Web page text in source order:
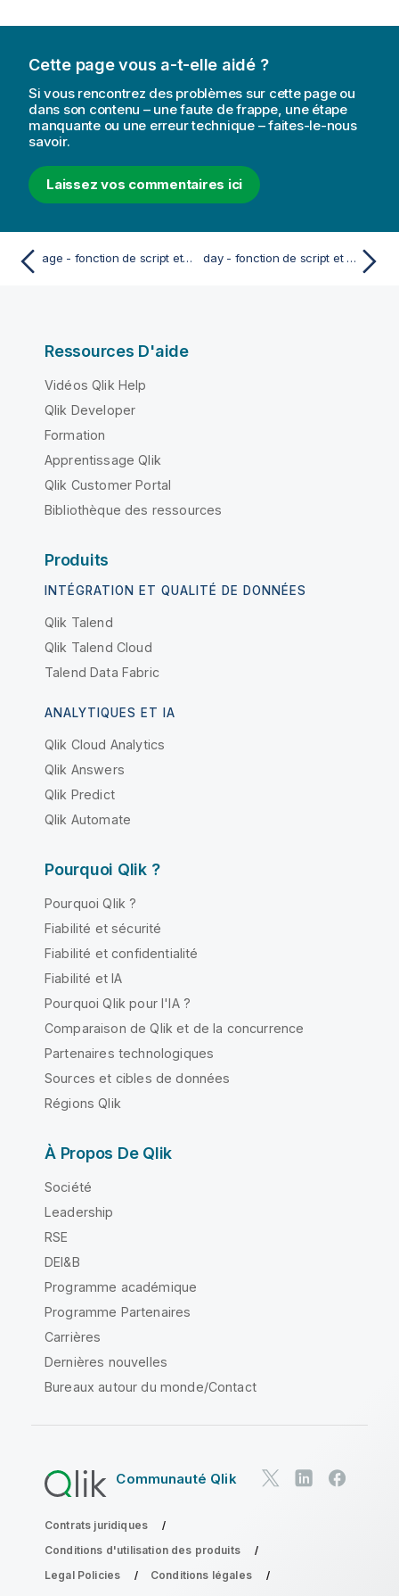
Cette page vous a-t-elle aidé ?
Si vous rencontrez des problèmes sur cette page ou
dans son contenu – une faute de frappe, une étape
manquante ou une erreur technique – faites-le-nous
savoir.
Laissez vos commentaires ici
age - fonction de script et fonction de graphique day - fonction de script et fonction de graphique
Ressources D'aide
Vidéos Qlik Help
Qlik Developer
Formation
Apprentissage Qlik
Qlik Customer Portal
Bibliothèque des ressources
Produits
INTÉGRATION ET QUALITÉ DE DONNÉES
Qlik Talend
Qlik Talend Cloud
Talend Data Fabric
ANALYTIQUES ET IA
Qlik Cloud Analytics
Qlik Answers
Qlik Predict
Qlik Automate
Pourquoi Qlik ?
Pourquoi Qlik ?
Fiabilité et sécurité
Fiabilité et confidentialité
Fiabilité et IA
Pourquoi Qlik pour l'IA ?
Comparaison de Qlik et de la concurrence
Partenaires technologiques
Sources et cibles de données
Régions Qlik
À Propos De Qlik
Société
Leadership
RSE
DEI&B
Programme académique
Programme Partenaires
Carrières
Dernières nouvelles
Bureaux autour du monde/Contact
Communauté Qlik
Contrats juridiques
Conditions d'utilisation des produits
Legal Policies
Conditions légales